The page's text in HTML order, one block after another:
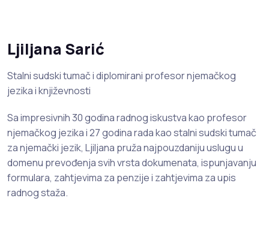
Ljiljana Sarić
Stalni sudski tumač i diplomirani profesor njemačkog
jezika i književnosti
Sa impresivnih 30 godina radnog iskustva kao profesor
njemačkog jezika i 27 godina rada kao stalni sudski tumač
za njemački jezik, Ljiljana pruža najpouzdaniju uslugu u
domenu prevođenja svih vrsta dokumenata, ispunjavanju
formulara, zahtjevima za penzije i zahtjevima za upis
radnog staža.